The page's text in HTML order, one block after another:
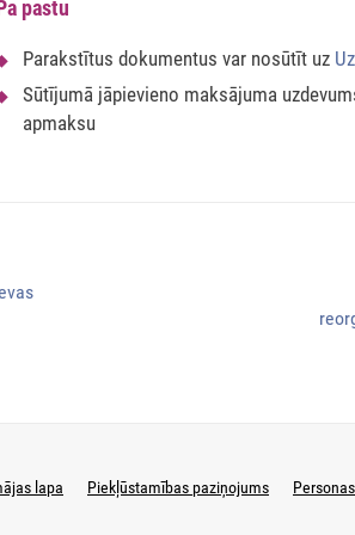
pastu
Parakstītus dokumentus var nosūtīt uz
Sūtījumā jāpievieno maksājuma
apmaksu
lapa Piekļūstamības paziņojums